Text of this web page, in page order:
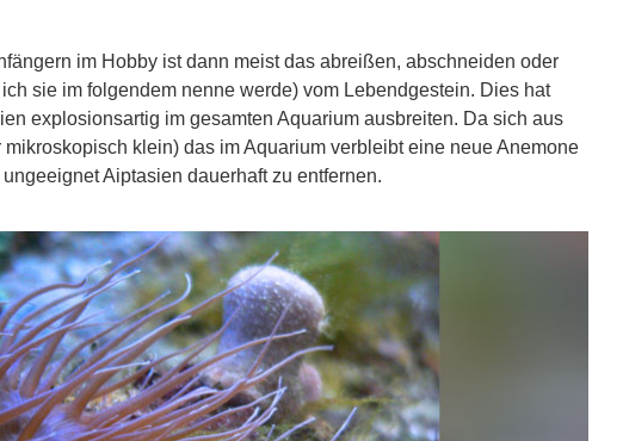
im Hobby ist dann meist das abreißen, abschneiden oder
sie im folgendem nenne werde) vom Lebendgestein. Dies hat
explosionsartig im gesamten Aquarium ausbreiten. Da sich aus
klein) das im Aquarium verbleibt eine neue Anemone
Aiptasien dauerhaft zu entfernen.